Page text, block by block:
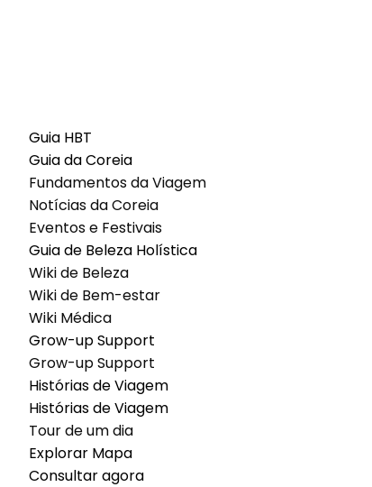
Guia HBT
Guia da Coreia
Fundamentos da Viagem
Notícias da Coreia
Eventos e Festivais
Guia de Beleza Holística
Wiki de Beleza
Wiki de Bem-estar
Wiki Médica
Grow-up Support
Grow-up Support
Histórias de Viagem
Histórias de Viagem
Tour de um dia
Explorar Mapa
Consultar agora